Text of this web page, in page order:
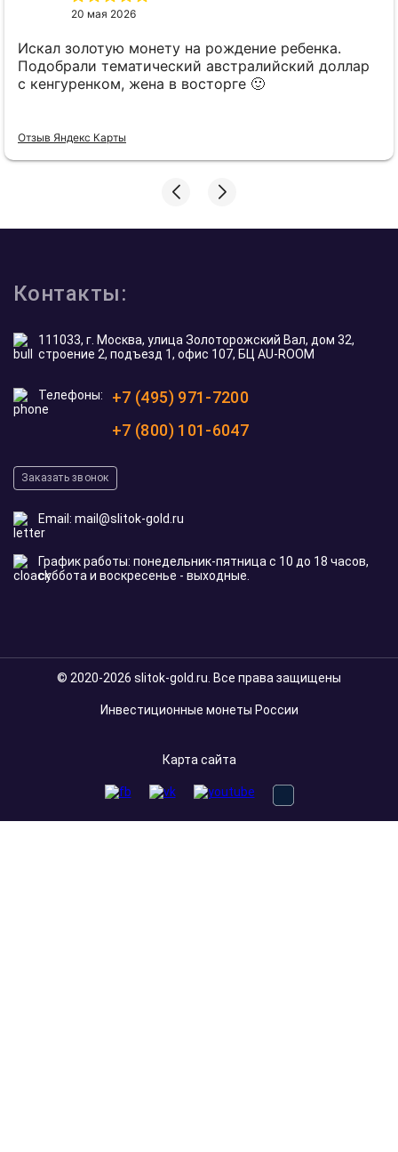
20 мая 2026
Искал золотую монету на рождение ребенка.
Подобрали тематический австралийский доллар
с кенгуренком, жена в восторге 🙂
Отзыв Яндекс Карты
Контакты:
111033, г. Москва, улица Золоторожский Вал, дом 32,
строение 2, подъезд 1, офис 107, БЦ AU-ROOM
Телефоны:
+7 (495) 971-7200
+7 (800) 101-6047
Заказать звонок
Email: mail@slitok-gold.ru
График работы: понедельник-пятница с 10 до 18 часов,
суббота и воскресенье - выходные.
© 2020-2026 slitok-gold.ru. Все права защищены
Инвестиционные монеты России
Карта сайта